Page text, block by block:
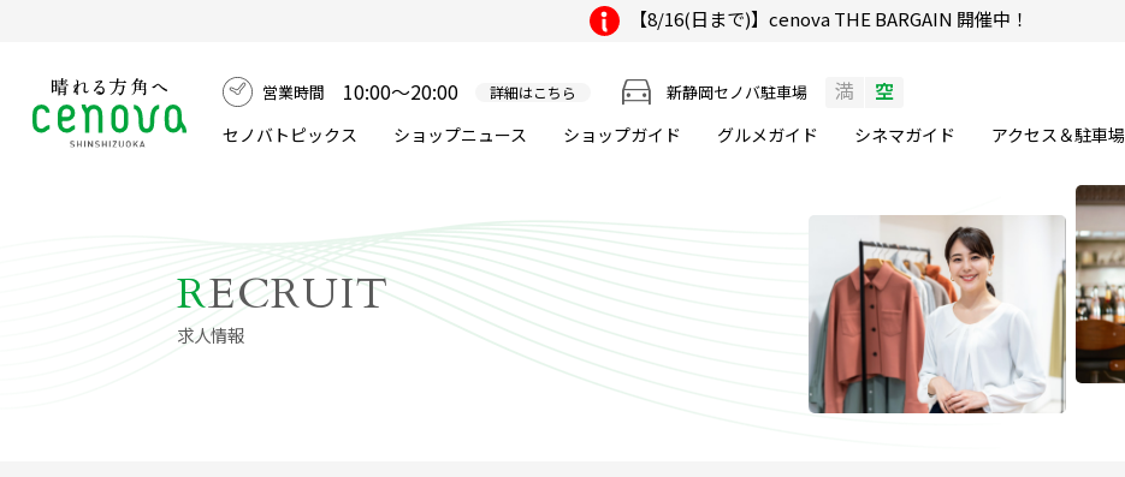
【8/16(日まで)】cenova THE BARGAIN 開催中！
営業時間 10:00～20:00 詳細はこちら 新静岡セノバ駐車場 満 空
セノバトピックス ショップニュース ショップガイド グルメガイド シネマガイド アクセス＆駐車場
RECRUIT
求人情報